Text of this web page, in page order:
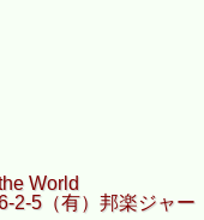
World
2-5（有）邦楽ジャー